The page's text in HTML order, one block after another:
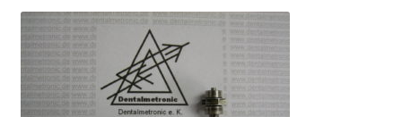
Kontakt
Reparaturservice
Wichtige Infos